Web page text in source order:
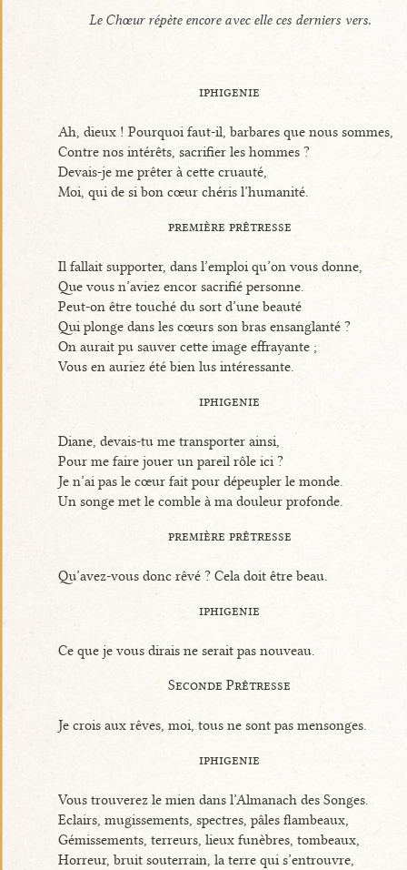
Le Chœur répète encore avec elle ces derniers vers.
iphigenie
Ah, dieux ! Pourquoi faut-il, barbares que nous sommes,
Contre nos intérêts, sacrifier les hommes ?
Devais-je me prêter à cette cruauté,
Moi, qui de si bon cœur chéris l’humanité.
première prêtresse
Il fallait supporter, dans l’emploi qu’on vous donne,
Que vous n’aviez encor sacrifié personne.
Peut-on être touché du sort d’une beauté
Qui plonge dans les cœurs son bras ensanglanté ?
On aurait pu sauver cette image effrayante ;
Vous en auriez été bien lus intéressante.
iphigenie
Diane, devais-tu me transporter ainsi,
Pour me faire jouer un pareil rôle ici ?
Je n’ai pas le cœur fait pour dépeupler le monde.
Un songe met le comble à ma douleur profonde.
première prêtresse
Qu’avez-vous donc rêvé ? Cela doit être beau.
iphigenie
Ce que je vous dirais ne serait pas nouveau.
Seconde Prêtresse
Je crois aux rêves, moi, tous ne sont pas mensonges.
iphigenie
Vous trouverez le mien dans l’Almanach des Songes.
Eclairs, mugissements, spectres, pâles flambeaux,
Gémissements, terreurs, lieux funèbres, tombeaux,
Horreur, bruit souterrain, la terre qui s’entrouvre,